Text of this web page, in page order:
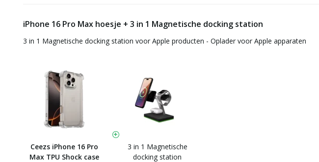
iPhone 16 Pro Max hoesje + 3 in 1 Magnetische docking station
3 in 1 Magnetische docking station voor Apple producten - Oplader voor Apple apparaten
Ceezs iPhone 16 Pro
Max TPU Shock case
3 in 1 Magnetische
docking station